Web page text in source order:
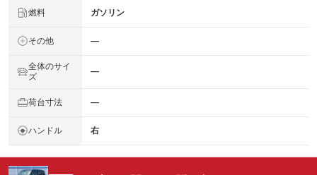
燃料 ガソリン
その他 ―
全体のサイ
ズ
―
荷台寸法 ―
ハンドル 右